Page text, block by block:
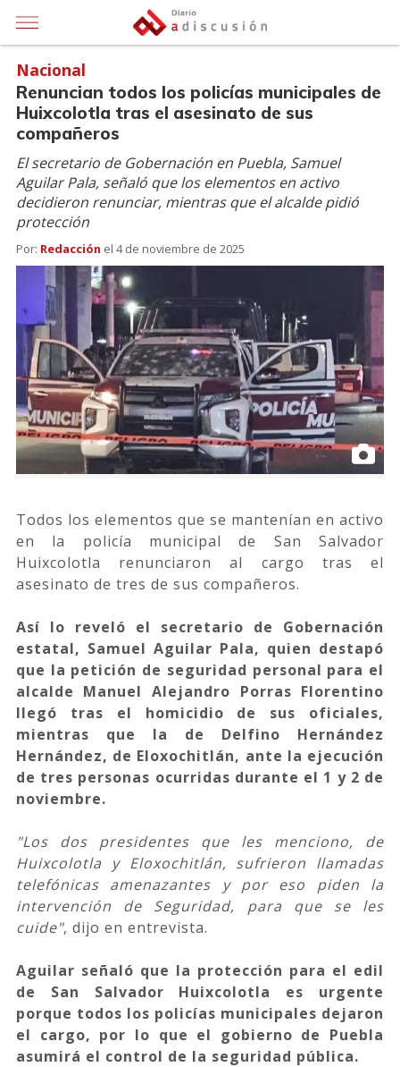
Nacional
Renuncian todos los policías municipales de
Huixcolotla tras el asesinato de sus
compañeros
El secretario de Gobernación en Puebla, Samuel
Aguilar Pala, señaló que los elementos en activo
decidieron renunciar, mientras que el alcalde pidió
protección
Por: Redacción el 4 de noviembre de 2025
Todos los elementos que se mantenían en activo
en la policía municipal de San Salvador
Huixcolotla renunciaron al cargo tras el
asesinato de tres de sus compañeros.
Así lo reveló el secretario de Gobernación
estatal, Samuel Aguilar Pala, quien destapó
que la petición de seguridad personal para el
alcalde Manuel Alejandro Porras Florentino
llegó tras el homicidio de sus oficiales,
mientras que la de Delfino Hernández
Hernández, de Eloxochitlán, ante la ejecución
de tres personas ocurridas durante el 1 y 2 de
noviembre.
"Los dos presidentes que les menciono, de
Huixcolotla y Eloxochitlán, sufrieron llamadas
telefónicas amenazantes y por eso piden la
intervención de Seguridad, para que se les
cuide", dijo en entrevista.
Aguilar señaló que la protección para el edil
de San Salvador Huixcolotla es urgente
porque todos los policías municipales dejaron
el cargo, por lo que el gobierno de Puebla
asumirá el control de la seguridad pública.